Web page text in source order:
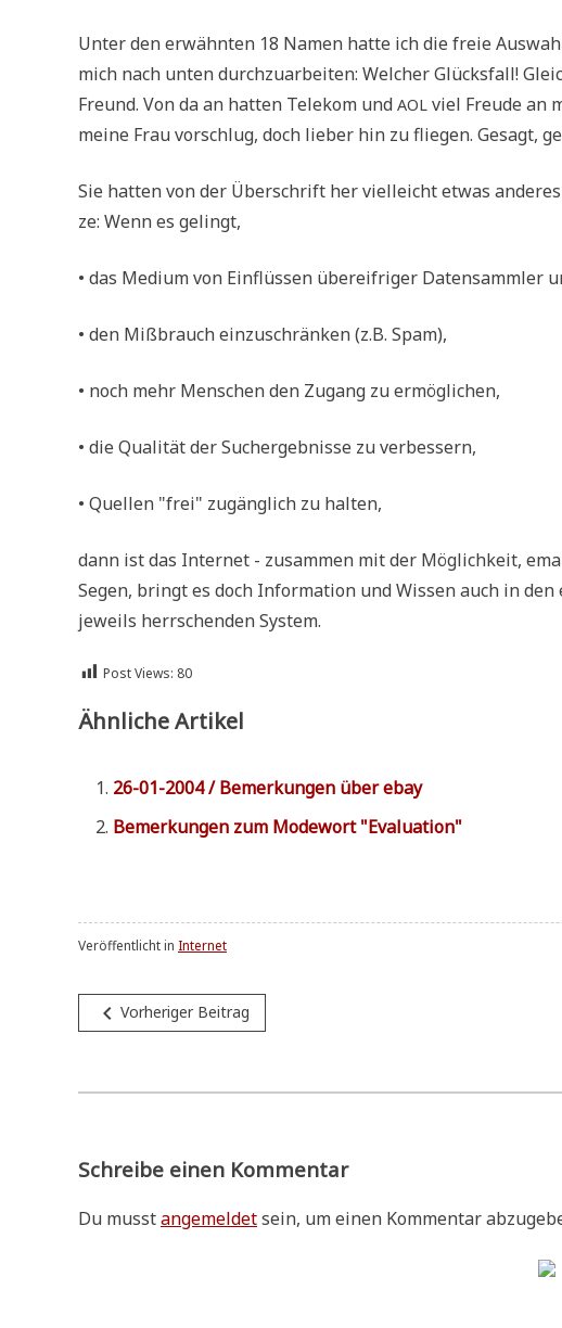
Unter den erwähn­ten 18 Namen hat­te ich die freie
mich nach unten durch­zu­ar­bei­ten: Wel­cher Glücks­fall!
Freund. Von da an hat­ten Tele­kom und AOL viel Freu­de an
mei­ne Frau vor­schlug, doch lie­ber hin zu flie­gen. Gesagt,
Sie hat­ten von der Über­schrift her viel­leicht etwas
ze: Wenn es gelingt,
• das Medi­um von Ein­flüs­sen über­eif­ri­ger Daten­samm­ler
• den Miß­brauch ein­zu­schrän­ken (z.B. Spam),
• noch mehr Men­schen den Zugang zu ermöglichen,
• die Qua­li­tät der Such­ergeb­nis­se zu verbessern,
• Quel­len "frei" zugäng­lich zu halten,
dann ist das Inter­net - zusam­men mit der Mög­lich­keit,
Segen, bringt es doch Infor­ma­ti­on und Wis­sen auch in
jeweils herr­schen­den System.
Post Views: 80
Ähnliche Artikel
26-01-2004 / Bemer­kun­gen über ebay
Bemer­kun­gen zum Mode­wort "Eva­lua­ti­on"
Veröffentlicht in Internet
Beitragsnavigation
navigate_before Vorheriger Beitrag
Schreibe einen Kommentar
Du musstangemeldetsein, um einen Kommentar